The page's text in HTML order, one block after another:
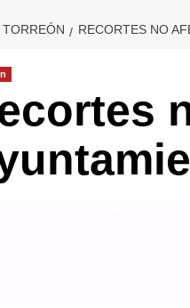
TORREÓN RECORTES NO